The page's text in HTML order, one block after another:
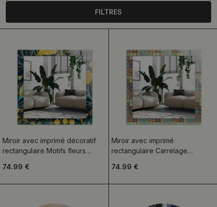
FILTRES
Miroir avec imprimé décoratif
rectangulaire Motifs fleurs
74.99 €
Miroir avec imprimé
rectangulaire Carrelage
74.99 €